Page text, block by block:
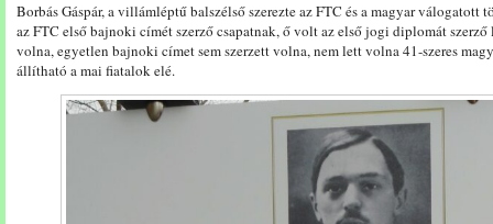
Borbás Gáspár, a villámléptű balszélső szerezte az FTC és a magyar
az FTC első bajnoki címét szerző csapatnak, ő volt az első jogi diplomát
volna, egyetlen bajnoki címet sem szerzett volna, nem lett volna 41-szeres
állítható a mai fiatalok elé.